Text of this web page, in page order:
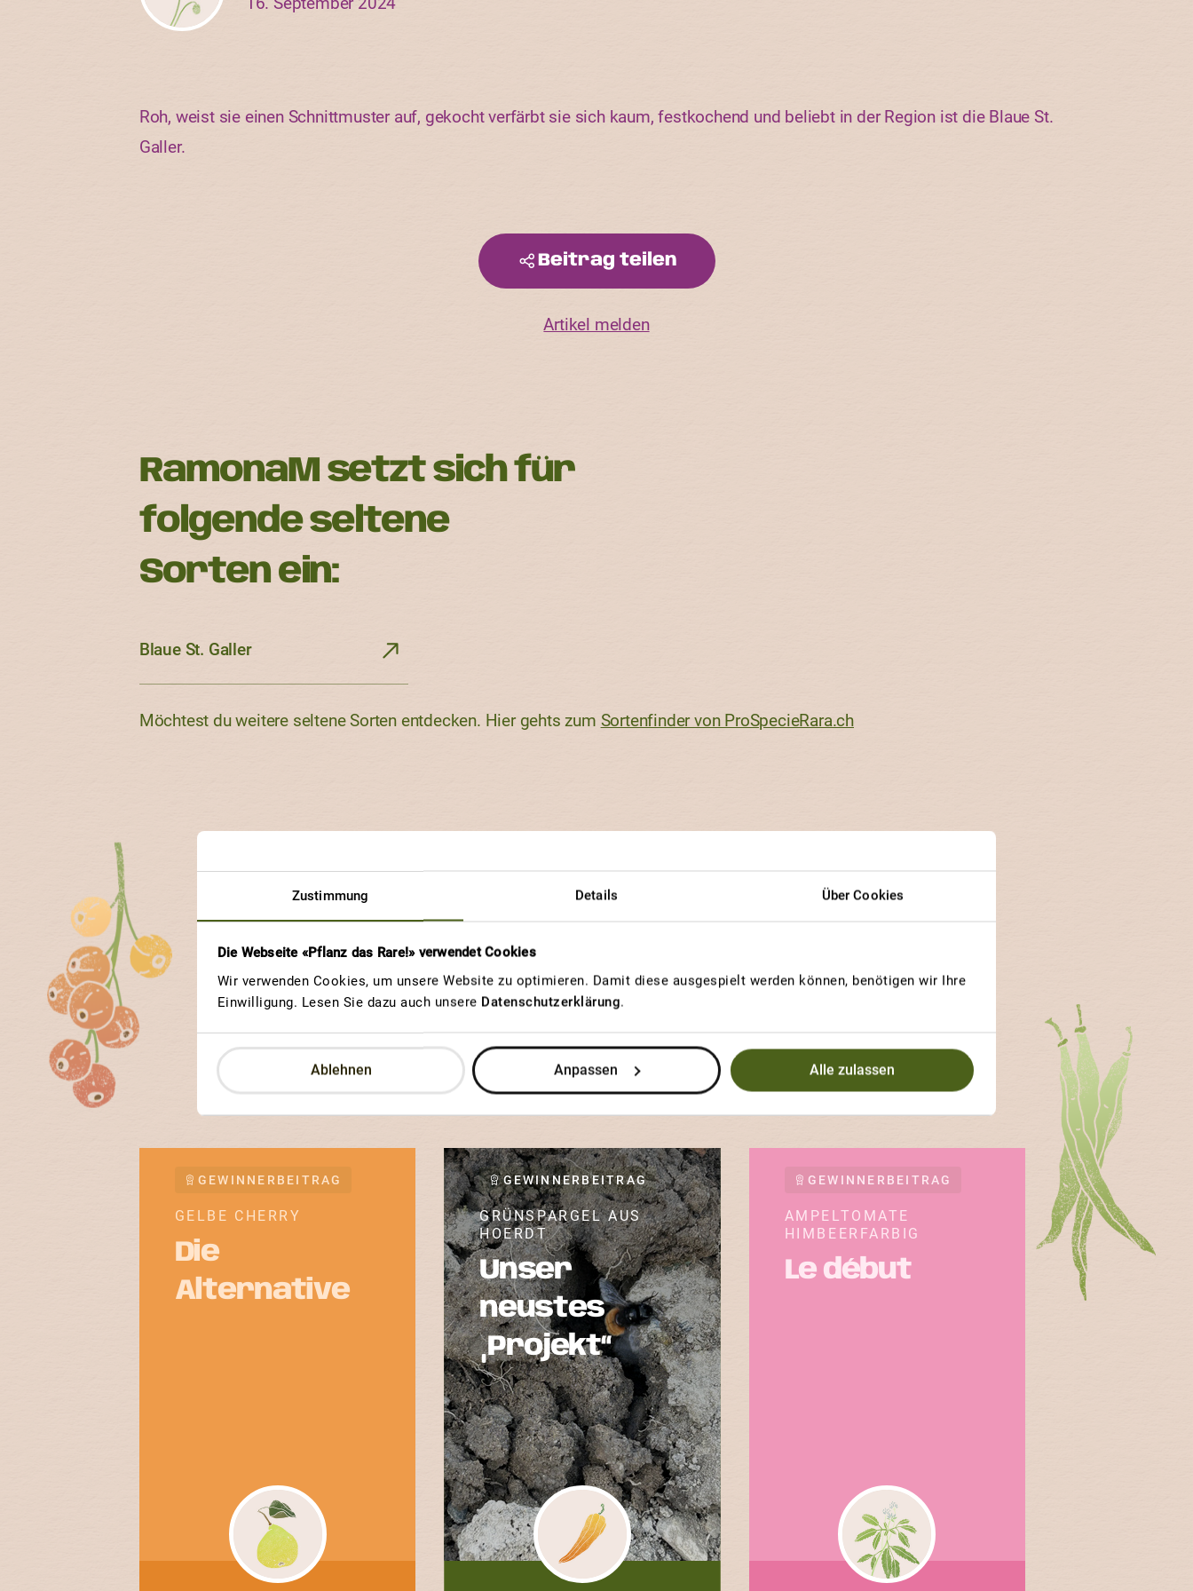
Zustimmung Details Über Cookies
Die Webseite «Pflanz das Rare!» verwendet Cookies
Wir verwenden Cookies, um unsere Website zu optimieren. Damit diese ausgespielt werden können, benötigen wir Ihre
Einwilligung. Lesen Sie dazu auch unsere Datenschutzerklärung.
Ablehnen Anpassen Alle zulassen
Roh, weist sie einen Schnittmuster auf, gekocht verfärbt sie sich kaum, festkochend und beliebt in der Region ist die Blaue St.
Galler.
Beitrag teilen
Artikel melden
RamonaM setzt sich für
folgende seltene
Sorten ein:
Blaue St. Galler
Möchtest du weitere seltene Sorten entdecken. Hier gehts zum Sortenfinder von ProSpecieRara.ch
Weitere Beiträge entdecken
Jede ProSpecieRara-Sorte ist einzigartig im Aussehen, im Geschmack und in ihren Bedürfnissen.
Erfahre, an welchen Sorten und an welchen Eigenschaften andere Gärtnerinnen und Gärtner besonders
viel Freude haben.
GEWINNERBEITRAG
GELBE CHERRY
Die
Alternative
GEWINNERBEITRAG
GRÜNSPARGEL AUS
HOERDT
Unser
neustes
„Projekt“
GEWINNERBEITRAG
AMPELTOMATE
HIMBEERFARBIG
Le début